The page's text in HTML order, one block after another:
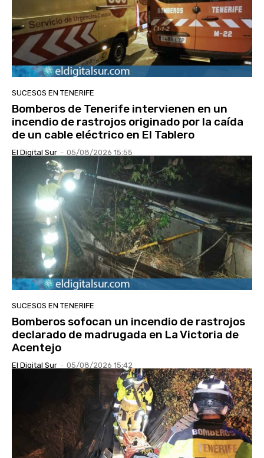
SUCESOS EN TENERIFE
Bomberos de Tenerife intervienen en un
incendio de rastrojos originado por la caída
de un cable eléctrico en El Tablero
El Digital Sur - 05/08/2026 15:55
SUCESOS EN TENERIFE
Bomberos sofocan un incendio de rastrojos
declarado de madrugada en La Victoria de
Acentejo
El Digital Sur - 05/08/2026 15:42